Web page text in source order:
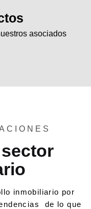
asociados
inmobiliario por
de lo que